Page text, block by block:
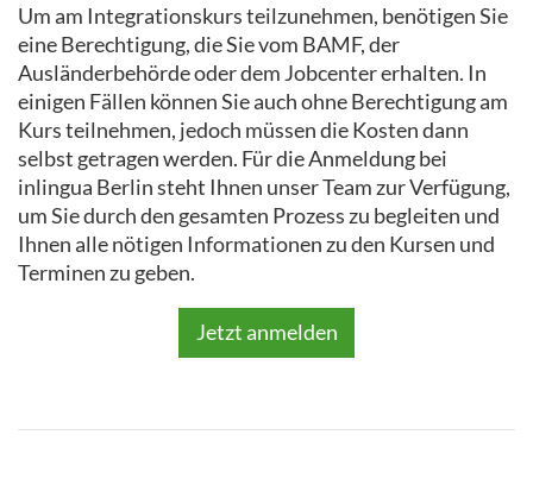
Um am Integrationskurs teilzunehmen, benötigen Sie
eine Berechtigung, die Sie vom BAMF, der
Ausländerbehörde oder dem Jobcenter erhalten. In
einigen Fällen können Sie auch ohne Berechtigung am
Kurs teilnehmen, jedoch müssen die Kosten dann
selbst getragen werden. Für die Anmeldung bei
inlingua Berlin steht Ihnen unser Team zur Verfügung,
um Sie durch den gesamten Prozess zu begleiten und
Ihnen alle nötigen Informationen zu den Kursen und
Terminen zu geben.
Jetzt anmelden